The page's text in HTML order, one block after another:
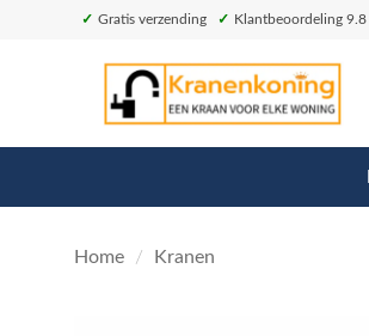
✓ Gratis verzending ✓ Klantbeoordeling 9.8
Home / Kranen